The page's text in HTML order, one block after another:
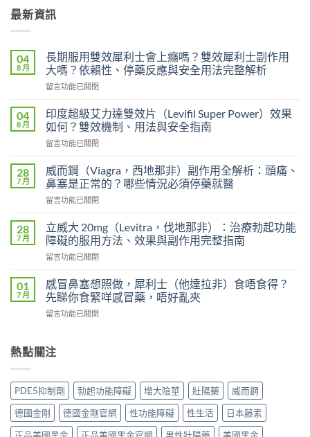
最新資訊
04
8 月
長期服用雙效犀利士會上癮嗎？雙效犀利士副作用
大嗎？依賴性、停藥反應與安全用法完整解析
在
期
服
用
雙
犀
利
士
會
癮
嗎？
效
利
士
副
大
嗎？
賴
性、
停
藥
反
留言功能已關閉
04
8 月
印度超級艾力達雙效片（Levifil Super Power）效果
如何？雙效機制、用法與安全指南
在
度
超
級
艾
達
雙
效
片
Super
Power）
果
雙
制、
用
法
與
留言功能已關閉
28
7 月
威而鋼（Viagra，西地那非）副作用全解析：頭痛、
鼻塞是正常的？哪些情況必須停藥就醫
在
而
鋼
（Viagra，
西
那
非）
副
作
解
痛、
鼻
塞
是
正
留言功能已關閉
28
7 月
立威大 20mg（Levitra，伐地那非）：治療勃起功能
障礙的服用方法、效果與副作用完整指南
在
威
大
20mg（Levitra，
伐
非）：
勃
起
功
能
障
留言功能已關閉
01
7 月
感冒鼻塞想照做，犀利士（他達拉非）食唔食得？
先睇你食緊咩感冒藥，唔好亂夾
在
鼻
塞
照
做，
犀
利
士
留言功能已關閉
熱點關注
PDE5抑制劑 勃起功能障礙 增大陰莖 壯陽藥
威而鋼
德國金剛
德國金剛官網 性功能障礙 性生活
日本藤素